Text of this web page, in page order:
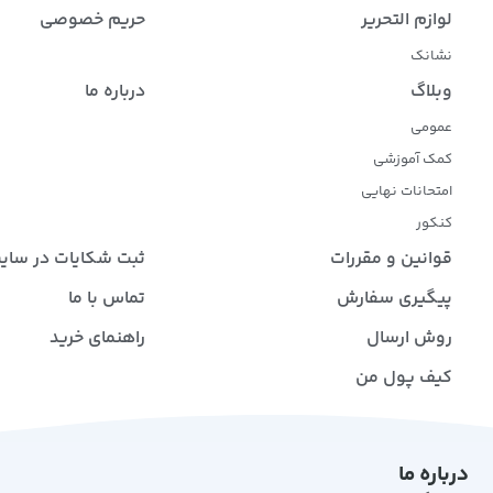
لوازم التحریر
نشانک
حریم خصوصی
وبلاگ
عمومی
کمک آموزشی
امتحانات نهایی
کنکور
درباره ما
قوانین و مقررات
ثبت شکایات در
پیگیری سفارش
تماس با ما
روش ارسال
راهنمای خرید
کیف پول من
درباره ما